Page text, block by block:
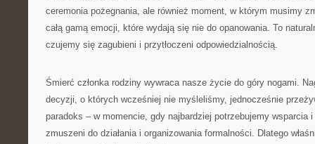
ceremonia pożegnania, ale również moment, w którym musimy
całą gamą emocji, które wydają się nie do opanowania. To
czujemy się zagubieni i przytłoczeni odpowiedzialnością.
Śmierć członka rodziny wywraca nasze życie do góry nogami.
decyzji, o których wcześniej nie myśleliśmy, jednocześnie
paradoks – w momencie, gdy najbardziej potrzebujemy wsparcia
zmuszeni do działania i organizowania formalności. Dlatego